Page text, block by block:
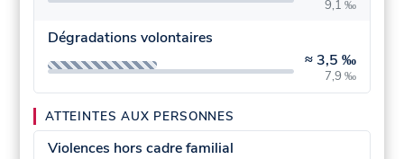
9,1 ‰
Dégradations volontaires
≈ 3,5 ‰
7,9 ‰
ATTEINTES AUX PERSONNES
Violences hors cadre familial